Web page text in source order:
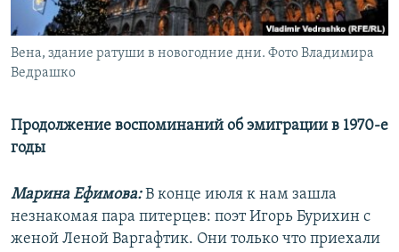
СОЦИАЛЬНЫЕ СЕТИ
Все сайты РСЕ/РС
Вена, здание ратуши в новогодние дни. Фото Владимира
Ведрашко
Продолжение воспоминаний об эмиграции в 1970-е
годы
Марина Ефимова:В конце июля к нам зашла
незнакомая пара питерцев: поэт Игорь Бурихин с
женой Леной Варгафтик. Они только что приехали